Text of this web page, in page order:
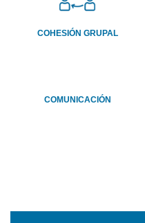
COHESIÓN GRUPAL
COMUNICACIÓN